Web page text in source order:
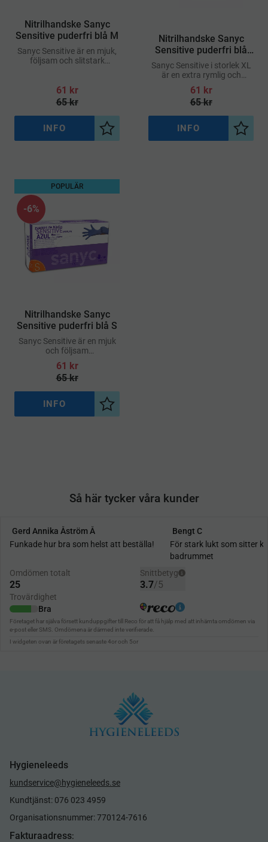
​Nitrilhandske Sanyc
Sensitive puderfri blå M
Sanyc Sensitive är en mjuk,
följsam och slitstark
komfort och skydd i miljöer
med höga hygienkrav
61 kr
65kr
Lägg till i önskelista
INFO
​Nitrilhandske Sanyc
Sensitive puderfri blå
XL
Sanyc Sensitive i storlek XL
är en extra rymlig och
slitstark engångshandske i
nitril, framtagen för att
erbjuda både komfort och
61 kr
65kr
Lägg
INFO
​Nitrilhandske Sanyc
Sensitive puderfri blå S
Sanyc Sensitive är en mjuk
och följsam
engångshandske av nitril,
framtagen för miljöer med
höga krav på hygien och
61 kr
65kr
6%
POPULÄR
Lägg till i önskelista
INFO
Så här tycker våra kunder
Hygieneleeds
kundservice@hygieneleeds.se
Kundtjänst: 076 023 4959
Organisationsnummer: 770124-7616
Fakturaadress: